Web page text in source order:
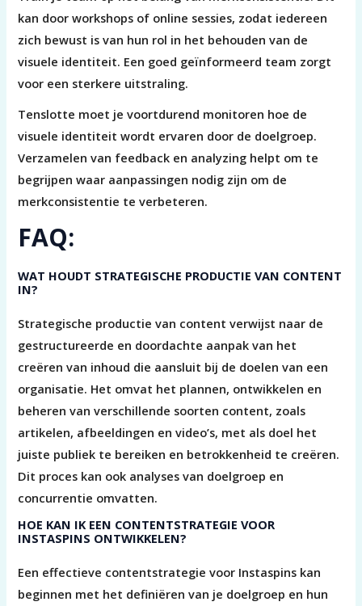
kan door workshops of online sessies, zodat iedereen
zich bewust is van hun rol in het behouden van de
visuele identiteit. Een goed geïnformeerd team zorgt
voor een sterkere uitstraling.
Tenslotte moet je voortdurend monitoren hoe de
visuele identiteit wordt ervaren door de doelgroep.
Verzamelen van feedback en analyzing helpt om te
begrijpen waar aanpassingen nodig zijn om de
merkconsistentie te verbeteren.
FAQ:
WAT HOUDT STRATEGISCHE PRODUCTIE VAN CONTENT
IN?
Strategische productie van content verwijst naar de
gestructureerde en doordachte aanpak van het
creëren van inhoud die aansluit bij de doelen van een
organisatie. Het omvat het plannen, ontwikkelen en
beheren van verschillende soorten content, zoals
artikelen, afbeeldingen en video’s, met als doel het
juiste publiek te bereiken en betrokkenheid te creëren.
Dit proces kan ook analyses van doelgroep en
concurrentie omvatten.
HOE KAN IK EEN CONTENTSTRATEGIE VOOR
INSTASPINS ONTWIKKELEN?
Een effectieve contentstrategie voor Instaspins kan
beginnen met het definiëren van je doelgroep en hun